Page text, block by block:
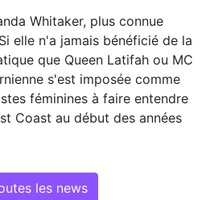
Whitaker, plus connue
elle n'a jamais bénéficié de la
que Queen Latifah ou MC
s'est imposée comme
féminines à faire entendre
Coast au début des années
les news